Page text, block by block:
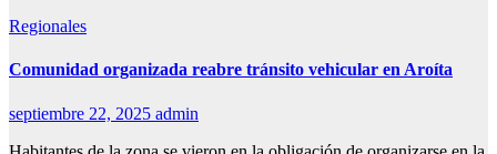
Regionales
Comunidad organizada reabre tránsito vehicular en Aroíta
septiembre 22, 2025 admin